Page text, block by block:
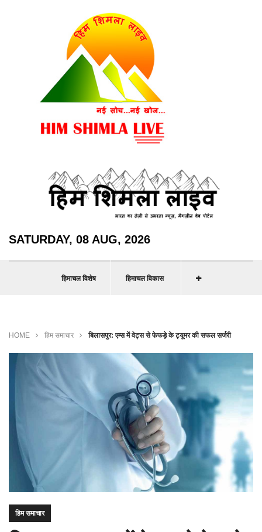
SATURDAY, 08 AUG, 2026
हिमाचल विशेष हिमाचल विकास
HOME हिम समाचार बिलासपुर: एम्स में वेट्स से फेफड़े के ट्यूमर की सफल सर्जरी
हिम समाचार